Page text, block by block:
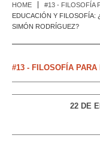
HOME
#13 - FILOSOFÍA
EDUCACIÓN Y FILOSOFÍA:
SIMÓN RODRÍGUEZ?
#13 - FILOSOFÍA PARA
22 DE